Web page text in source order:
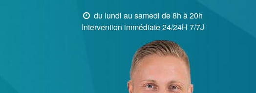
du lundi au samedi de 8h à 20h
Intervention immédiate 24/24H 7/7J